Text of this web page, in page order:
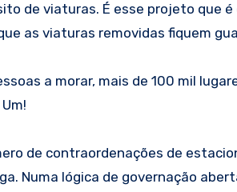
de viaturas. É esse projeto que
as viaturas removidas fiquem
a morar, mais de 100 mil
de contraordenações de
Numa lógica de governação